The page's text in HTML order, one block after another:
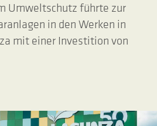
Umweltschutz führte zur
in den Werken in
mit einer Investition von